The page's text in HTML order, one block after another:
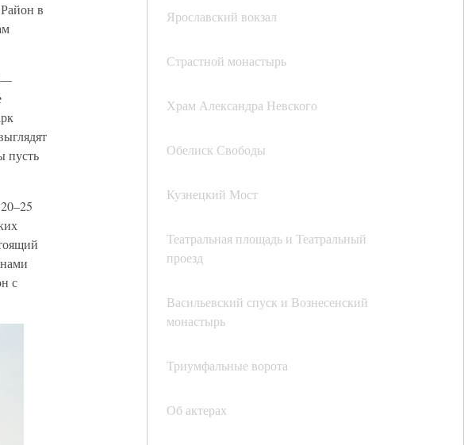
Ярославский вокзал
Страстной монастырь
Храм Александра Невского
Обелиск Свободы
Кузнецкий Мост
Театральная площадь и Театральный
проезд
Васильевский спуск и Вознесенский
монастырь
Триумфальные ворота
Об актерах
в
пусть
с